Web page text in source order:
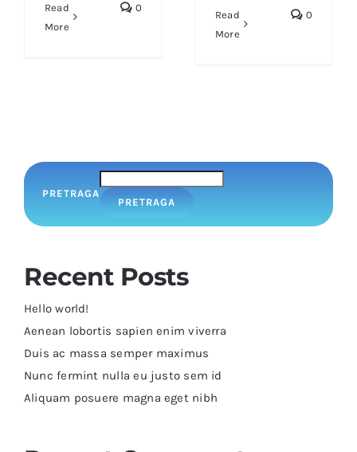
Read
More
0
Read
More
0
PRETRAGA
PRETRAGA
Recent Posts
Hello world!
Aenean lobortis sapien enim viverra
Duis ac massa semper maximus
Nunc fermint nulla eu justo sem id
Aliquam posuere magna eget nibh